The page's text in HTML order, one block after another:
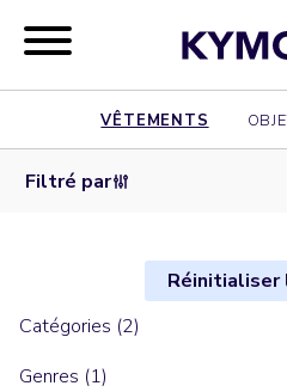
VÊTEMENTS
Filtré par
Catégories (2)
Genres (1)